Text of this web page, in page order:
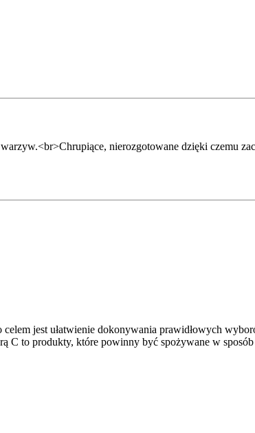
nierozgotowane dzięki czemu
jest ułatwienie dokonywania prawidłowych
C to produkty, które powinny być spożywane w